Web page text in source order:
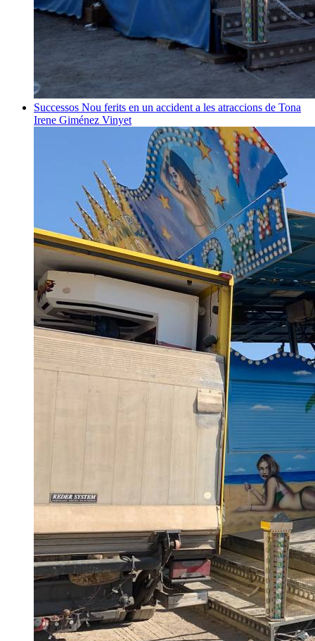
Successos Nou ferits en un accident a les atraccions de Tona
Irene Giménez Vinyet